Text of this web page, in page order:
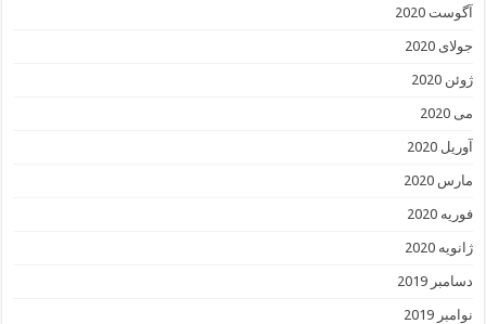
آگوست 2020
جولای 2020
ژوئن 2020
می 2020
آوریل 2020
مارس 2020
فوریه 2020
ژانویه 2020
دسامبر 2019
نوامبر 2019